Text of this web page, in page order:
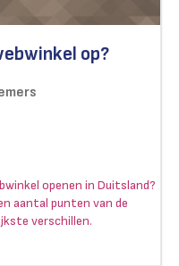
op?
openen in Duitsland?
aantal punten van de
verschillen.